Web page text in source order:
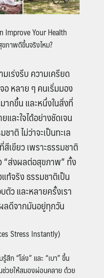
Improve Your Health
ภาพดีขึ้นจริงไหม?
เร่งรีบ ความเครียด
อ หลาย ๆ คนเริ่มมอง
ากขึ้น และหนึ่งในสิ่งที่
ละใจได้อย่างชัดเจน
าติ ไม่ว่าจะเป็นทะเล
เขียว เพราะธรรมชาติ
“ส่งผลต่อสุขภาพ” ทั้ง
ท้จริง ธรรมชาติเป็น
ว และหลายครั้งเรา
ลดีจากมันอยู่ทุกวัน
Stress Instantly)
สึก “โล่ง” และ “เบา” ขึ้น
ช่วยให้สมองผ่อนคลาย ด้วย